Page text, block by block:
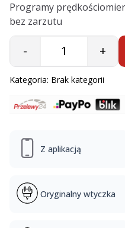
Programy
bez zarzutu
Quantity
- +
Kategoria: Brak kategorii
Z aplikacją
Oryginalny wtyczka